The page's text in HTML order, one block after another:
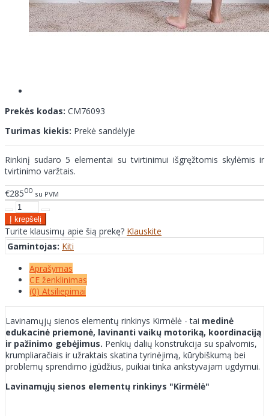
Prekės kodas: CM76093
Turimas kiekis: Prekė sandėlyje
Rinkinį sudaro 5 elementai su tvirtinimui išgręžtomis skylėmis ir
tvirtinimo varžtais.
€28500 su PVM
Turite klausimų apie šią prekę? Klauskite
Gamintojas: Kiti
Aprašymas
CE ženklinimas
(0) Atsiliepimai
Lavinamųjų sienos elementų rinkinys Kirmėlė - tai medinė
edukacinė priemonė, lavinanti vaikų motoriką, koordinaciją
ir pažinimo gebėjimus. Penkių dalių konstrukcija su spalvomis,
krumpliaračiais ir užraktais skatina tyrinėjimą, kūrybiškumą bei
problemų sprendimo įgūdžius, puikiai tinka ankstyvajam ugdymui.
Lavinamųjų sienos elementų rinkinys "Kirmėlė"